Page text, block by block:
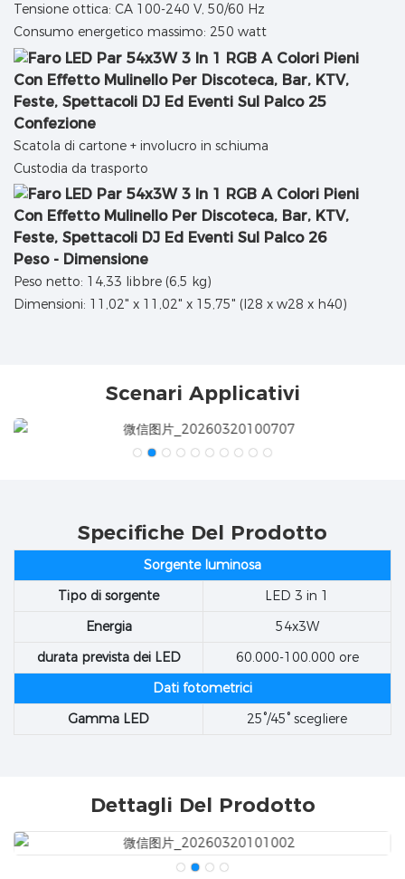
Tensione ottica: CA 100-240 V, 50/60 Hz
Consumo energetico massimo: 250 watt
Confezione
Scatola di cartone + involucro in schiuma
Custodia da trasporto
Peso - Dimensione
Peso netto: 14,33 libbre (6,5 kg)
Dimensioni: 11,02" x 11,02" x 15,75" (l28 x w28 x h40)
Scenari Applicativi
Specifiche Del Prodotto
Sorgente luminosa
Tipo di sorgente
LED 3 in 1
Energia
54x3W
durata prevista dei LED
60.000-100.000 ore
Dati fotometrici
Gamma LED
25°/45° scegliere
Dettagli Del Prodotto